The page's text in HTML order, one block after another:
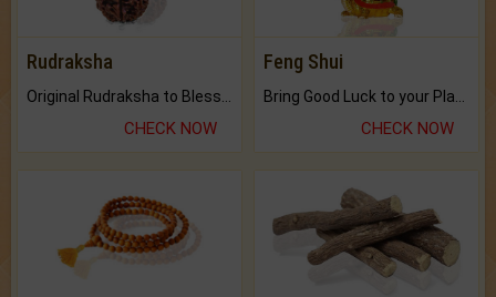
Rudraksha
CHECK NOW
Feng Shui
CHECK NOW